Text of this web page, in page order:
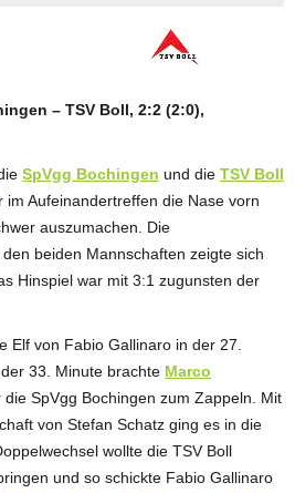
– TSV Boll, 2:2 (2:0),
SpVgg Bochingen und die TSV Boll
im Aufeinandertreffen die Nase vorn
auszumachen. Die
beiden Mannschaften zeigte sich
Hinspiel war mit 3:1 zugunsten der
Elf von Fabio Gallinaro in der 27.
33. Minute brachte Marco
die SpVgg Bochingen zum Zappeln. Mit
von Stefan Schatz ging es in die
wollte die TSV Boll
und so schickte Fabio Gallinaro